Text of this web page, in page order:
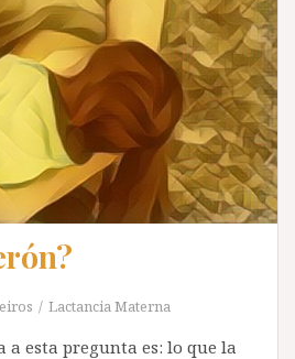
Lactancia Materna
a esta pregunta es: lo que la